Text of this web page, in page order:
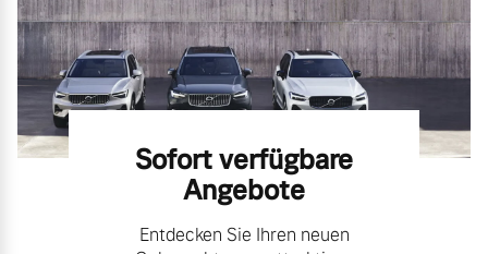
Sofort verfügbare
Angebote
Entdecken Sie Ihren neuen